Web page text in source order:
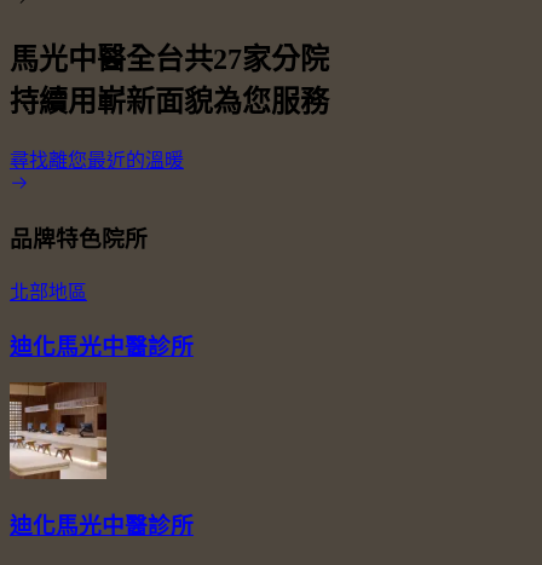
馬光中醫全台共27家分院
持續用嶄新面貌為您服務
尋找離您最近的溫暖
品牌特色院所
北部地區
迪化馬光中醫診所
迪化馬光中醫診所